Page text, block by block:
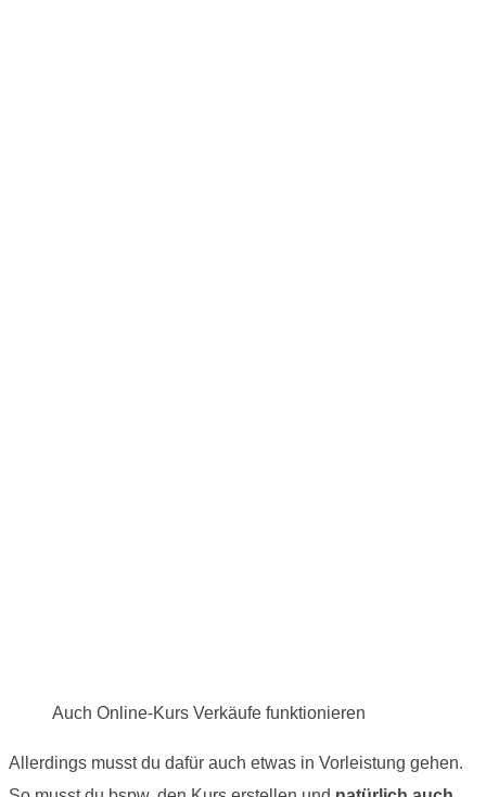
Auch Online-Kurs Verkäufe funktionieren
Allerdings musst du dafür auch etwas in Vorleistung gehen.